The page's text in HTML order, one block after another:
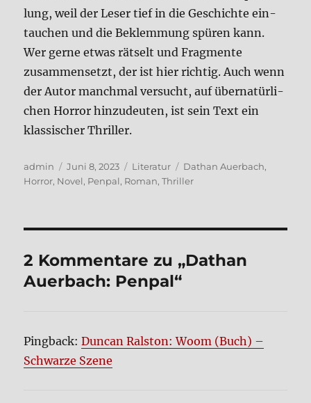
lung, weil der Leser tief in die Geschich­te ein­
tau­chen und die Beklem­mung spü­ren kann.
Wer ger­ne etwas rät­selt und Frag­men­te
zusam­men­setzt, der ist hier rich­tig. Auch wenn
der Autor manch­mal ver­sucht, auf über­na­tür­li­
chen Hor­ror hin­zu­deu­ten, ist sein Text ein
klas­si­scher Thril­ler.
Autor
admin
Veröffentlicht
am
Juni 8, 2023 Kategorien
Literatur Schlagwörter
Dathan Auerbach,
Horror, Novel, Penpal, Roman,Thriller
2 Kommentare zu „Dathan
Auer­bach: Pen­pal“
Pingback:Duncan Ralston: Woom (Buch) –
Schwarze Szene